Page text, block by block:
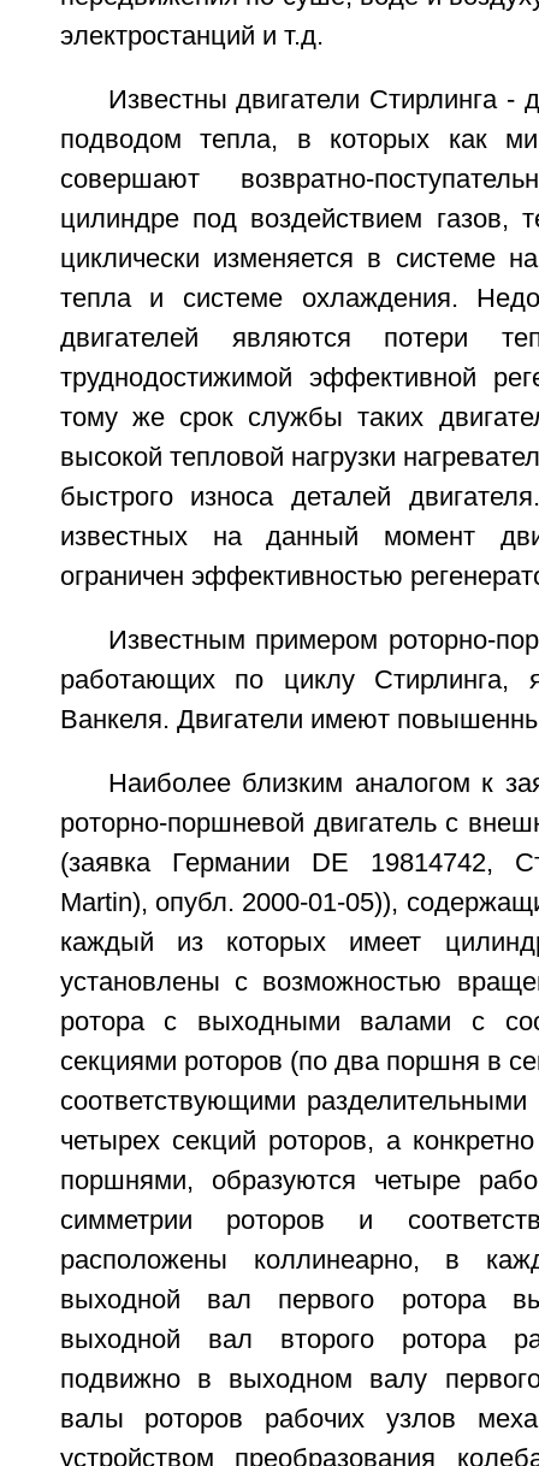
электростанций и т.д.
Известны двигатели Стирлинга -
подводом тепла, в которых как
совершают возвратно-
цилиндре под воздействием газов,
циклически изменяется в системе
тепла и системе охлаждения.
двигателей являются потери
труднодостижимой эффективной
тому же срок службы таких
высокой тепловой нагрузки
быстрого износа деталей
известных на данный момент
ограничен эффективностью
Известным примером роторно-
работающих по циклу Стирлинга,
Ванкеля. Двигатели имеют
Наиболее близким аналогом к
роторно-поршневой двигатель с
(заявка Германии DE 19814742,
Martin), опубл. 2000-01-05)),
каждый из которых имеет
установлены с возможностью
ротора с выходными валами с
секциями роторов (по два поршня в
соответствующими разделительными
четырех секций роторов, а
поршнями, образуются четыре
симметрии роторов и
расположены коллинеарно, в
выходной вал первого ротора
выходной вал второго ротора
подвижно в выходном валу
валы роторов рабочих узлов
устройством преобразования